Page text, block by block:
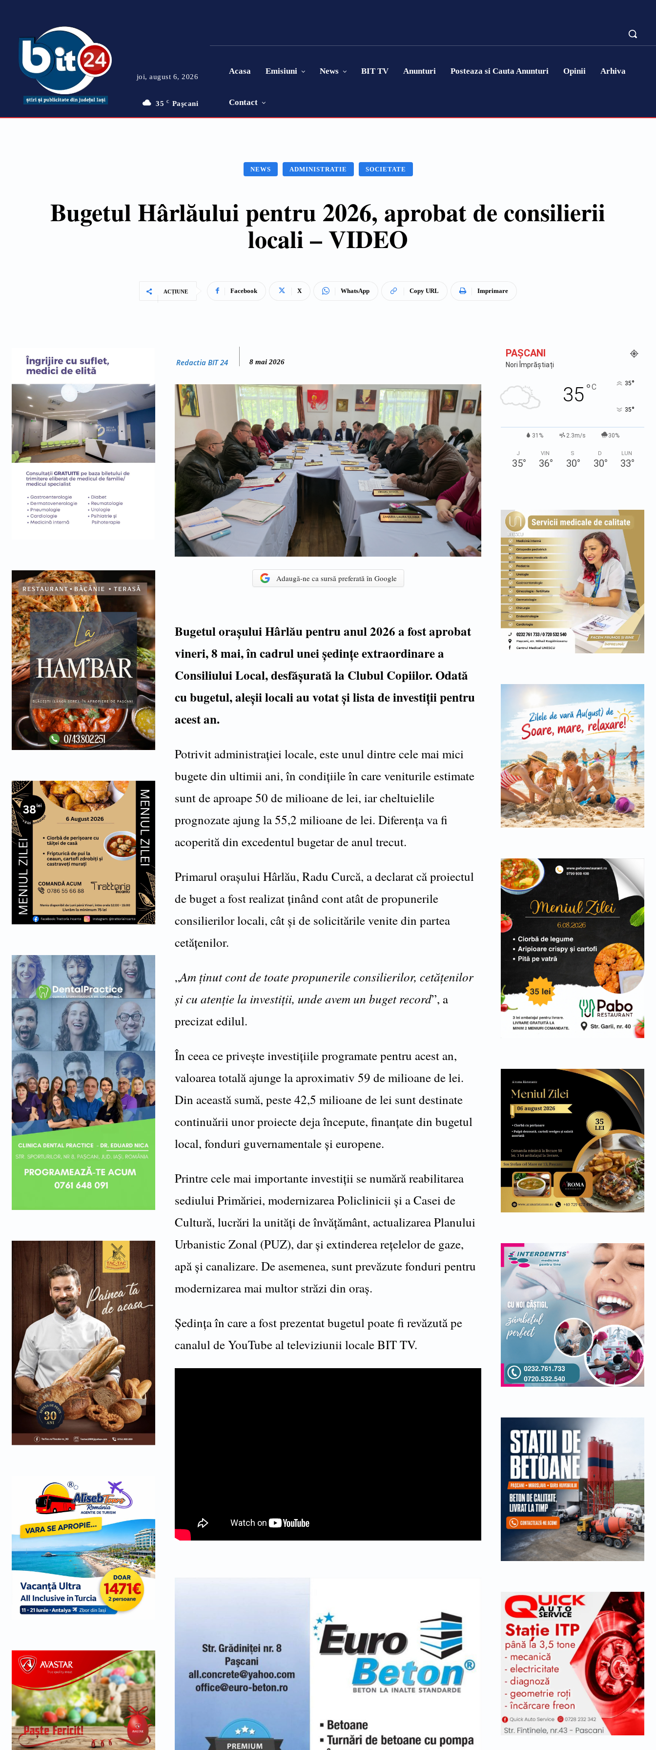
joi, august 6, 2026
35 C Paşcani
Acasa Emisiuni News BIT TV Anunturi Posteaza si Cauta Anunturi Opinii Arhiva
Contact
NEWS ADMINISTRATIE SOCIETATE
Bugetul Hârlăului pentru 2026, aprobat de consilierii
locali – VIDEO
ACȚIUNE Facebook X WhatsApp Copy URL Imprimare
Redactia BIT 24 8 mai 2026
Adaugă-ne ca sursă preferată în Google
Bugetul orașului Hârlău pentru anul 2026 a fost aprobat
vineri, 8 mai, în cadrul unei ședințe extraordinare a
Consiliului Local, desfășurată la Clubul Copiilor. Odată
cu bugetul, aleșii locali au votat și lista de investiții pentru
acest an.
Potrivit administrației locale, este unul dintre cele mai mici
bugete din ultimii ani, în condițiile în care veniturile estimate
sunt de aproape 50 de milioane de lei, iar cheltuielile
prognozate ajung la 55,2 milioane de lei. Diferența va fi
acoperită din excedentul bugetar de anul trecut.
Primarul orașului Hârlău, Radu Curcă, a declarat că proiectul
de buget a fost realizat ținând cont atât de propunerile
consilierilor locali, cât și de solicitările venite din partea
cetățenilor.
„Am ținut cont de toate propunerile consilierilor, cetățenilor
și cu atenție la investiții, unde avem un buget record”, a
precizat edilul.
În ceea ce privește investițiile programate pentru acest an,
valoarea totală ajunge la aproximativ 59 de milioane de lei.
Din această sumă, peste 42,5 milioane de lei sunt destinate
continuării unor proiecte deja începute, finanțate din bugetul
local, fonduri guvernamentale și europene.
Printre cele mai importante investiții se numără reabilitarea
sediului Primăriei, modernizarea Policlinicii și a Casei de
Cultură, lucrări la unități de învățământ, actualizarea Planului
Urbanistic Zonal (PUZ), dar și extinderea rețelelor de gaze,
apă și canalizare. De asemenea, sunt prevăzute fonduri pentru
modernizarea mai multor străzi din oraș.
Ședința în care a fost prezentat bugetul poate fi revăzută pe
canalul de YouTube al televiziunii locale BIT TV.
PAŞCANI
Nori Împrăștiați
35°C 35°
35°
31% 2.3m/s 30%
J
35°
VIN
36°
S
30°
D
30°
LUN
33°